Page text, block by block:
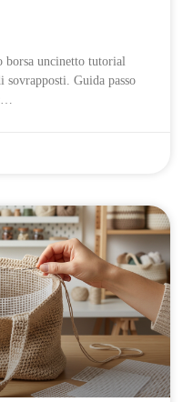
borsa uncinetto tutorial
sovrapposti. Guida passo